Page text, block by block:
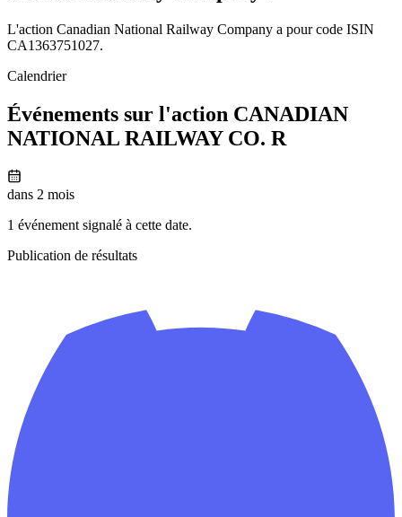
L'action Canadian National Railway Company a pour code ISIN
CA1363751027.
Calendrier
Événements sur l'action CANADIAN
NATIONAL RAILWAY CO. R
dans 2 mois
1 événement signalé à cette date.
Publication de résultats